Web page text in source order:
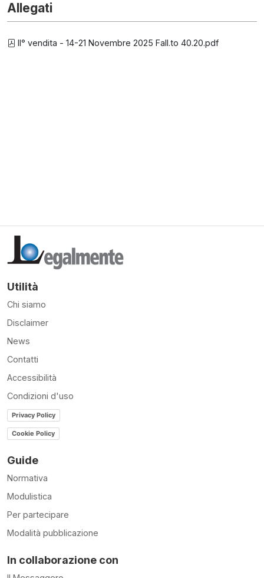
Allegati
II° vendita - 14-21 Novembre 2025 Fall.to 40.20.pdf
Utilità
Chi siamo
Disclaimer
News
Contatti
Accessibilità
Condizioni d'uso
Privacy Policy
Cookie Policy
Guide
Normativa
Modulistica
Per partecipare
Modalità pubblicazione
In collaborazione con